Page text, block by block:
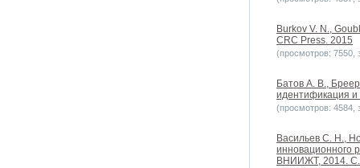
Burkov V. N.,
CRC Press. 2015
(просмотров: 7550,
Батов А. В.,
идентификация
(просмотров: 4584,
Васильев С. Н.,
инновационного
ВНИИЖТ, 2014. С.